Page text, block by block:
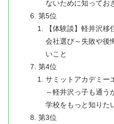
ないために知ってお
第5位
【体験談】軽井沢
会社選び～失敗や後
いこと
第4位
サミットアカデミー
～軽井沢っ子も通う
学校をもっと知りた
第3位